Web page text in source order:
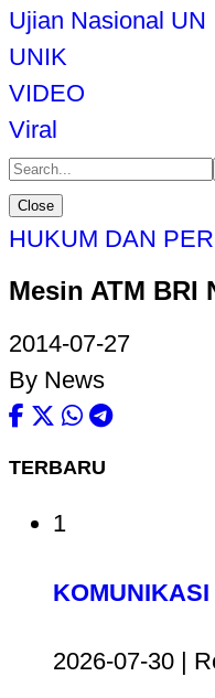
Ujian Nasional UN
UNIK
VIDEO
Viral
Close
HUKUM DAN
Mesin ATM BRI
2014-07-27
By News
TERBARU
1
2026-07-30 |